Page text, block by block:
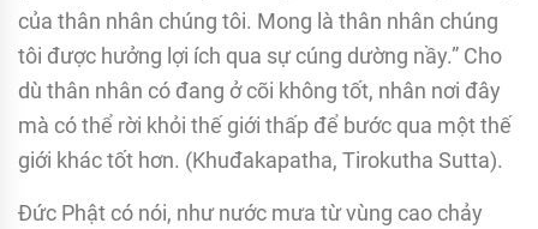
của thân nhân chúng tôi. Mong là thân nhân chúng
tôi được hưởng lợi ích qua sự cúng dường nầy.” Cho
dù thân nhân có đang ở cõi không tốt, nhân nơi đây
mà có thể rời khỏi thế giới thấp để bước qua một thế
giới khác tốt hơn. (Khuđakapatha, Tirokutha Sutta).
Ðức Phật có nói, như nước mưa từ vùng cao chảy